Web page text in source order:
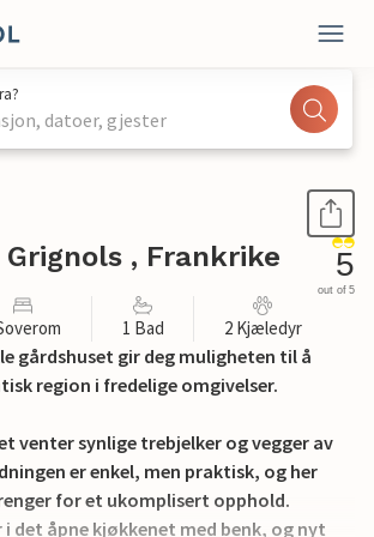
datoer, gjester
, Frankrike 5
out of 5
1 Bad 2 Kjæledyr
gårdshuset gir deg muligheten til å
region i fredelige omgivelser.
venter synlige trebjelker og vegger av
er enkel, men praktisk, og her
for et ukomplisert opphold.
det åpne kjøkkenet med benk, og nyt